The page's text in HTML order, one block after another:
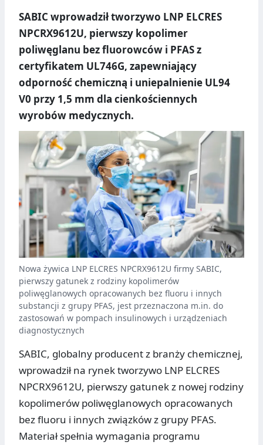
SABIC wprowadził tworzywo LNP ELCRES
NPCRX9612U, pierwszy kopolimer
poliwęglanu bez fluorowców i PFAS z
certyfikatem UL746G, zapewniający
odporność chemiczną i uniepalnienie UL94
V0 przy 1,5 mm dla cienkościennych
wyrobów medycznych.
Nowa żywica LNP ELCRES NPCRX9612U firmy SABIC,
pierwszy gatunek z rodziny kopolimerów
poliwęglanowych opracowanych bez fluoru i innych
substancji z grupy PFAS, jest przeznaczona m.in. do
zastosowań w pompach insulinowych i urządzeniach
diagnostycznych
SABIC, globalny producent z branży chemicznej,
wprowadził na rynek tworzywo LNP ELCRES
NPCRX9612U, pierwszy gatunek z nowej rodziny
kopolimerów poliwęglanowych opracowanych
bez fluoru i innych związków z grupy PFAS.
Materiał spełnia wymagania programu